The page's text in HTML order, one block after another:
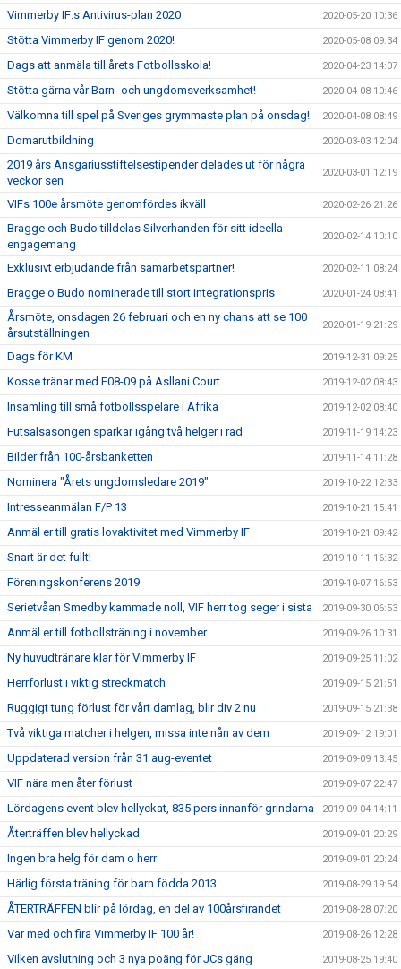
Vimmerby IF:s Antivirus-plan 2020 2020-05-20 10:36
Stötta Vimmerby IF genom 2020! 2020-05-08 09:34
Dags att anmäla till årets Fotbollsskola! 2020-04-23 14:07
Stötta gärna vår Barn- och ungdomsverksamhet! 2020-04-08 10:46
Välkomna till spel på Sveriges grymmaste plan på onsdag! 2020-04-08 08:49
Domarutbildning 2020-03-03 12:04
2019 års Ansgariusstiftelsestipender delades ut för några
veckor sen
2020-03-01 12:19
VIFs 100e årsmöte genomfördes ikväll 2020-02-26 21:26
Bragge och Budo tilldelas Silverhanden för sitt ideella
engagemang
2020-02-14 10:10
Exklusivt erbjudande från samarbetspartner! 2020-02-11 08:24
Bragge o Budo nominerade till stort integrationspris 2020-01-24 08:41
Årsmöte, onsdagen 26 februari och en ny chans att se 100
årsutställningen
2020-01-19 21:29
Dags för KM 2019-12-31 09:25
Kosse tränar med F08-09 på Asllani Court 2019-12-02 08:43
Insamling till små fotbollsspelare i Afrika 2019-12-02 08:40
Futsalsäsongen sparkar igång två helger i rad 2019-11-19 14:23
Bilder från 100-årsbanketten 2019-11-14 11:28
Nominera "Årets ungdomsledare 2019" 2019-10-22 12:33
Intresseanmälan F/P 13 2019-10-21 15:41
Anmäl er till gratis lovaktivitet med Vimmerby IF 2019-10-21 09:42
Snart är det fullt! 2019-10-11 16:32
Föreningskonferens 2019 2019-10-07 16:53
Serietvåan Smedby kammade noll, VIF herr tog seger i sista 2019-09-30 06:53
Anmäl er till fotbollsträning i november 2019-09-26 10:31
Ny huvudtränare klar för Vimmerby IF 2019-09-25 11:02
Herrförlust i viktig streckmatch 2019-09-15 21:51
Ruggigt tung förlust för vårt damlag, blir div 2 nu 2019-09-15 21:38
Två viktiga matcher i helgen, missa inte nån av dem 2019-09-12 19:01
Uppdaterad version från 31 aug-eventet 2019-09-09 13:45
VIF nära men åter förlust 2019-09-07 22:47
Lördagens event blev hellyckat, 835 pers innanför grindarna 2019-09-04 14:11
Återträffen blev hellyckad 2019-09-01 20:29
Ingen bra helg för dam o herr 2019-09-01 20:24
Härlig första träning för barn födda 2013 2019-08-29 19:54
ÅTERTRÄFFEN blir på lördag, en del av 100årsfirandet 2019-08-28 07:20
Var med och fira Vimmerby IF 100 år! 2019-08-26 12:28
Vilken avslutning och 3 nya poäng för JCs gäng 2019-08-25 19:40